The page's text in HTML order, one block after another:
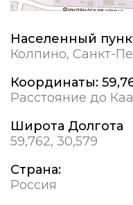
Населенный
Колпино, Санкт-
Координаты:
Расстояние до
Широта Долгота
59,762, 30,579
Страна:
Россия